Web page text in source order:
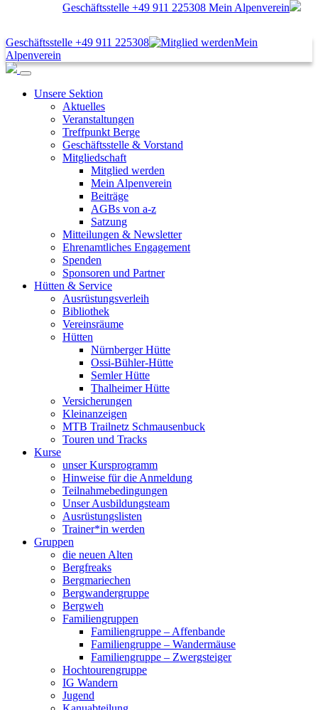
Geschäftsstelle +49 911 225308 Mein Alpenverein
Geschäftsstelle +49 911 225308
Mein
Alpenverein
Unsere Sektion
Aktuelles
Veranstaltungen
Treffpunkt Berge
Geschäftsstelle & Vorstand
Mitgliedschaft
Mitglied werden
Mein Alpenverein
Beiträge
AGBs von a-z
Satzung
Mitteilungen & Newsletter
Ehrenamtliches Engagement
Spenden
Sponsoren und Partner
Hütten & Service
Ausrüstungsverleih
Bibliothek
Vereinsräume
Hütten
Nürnberger Hütte
Ossi-Bühler-Hütte
Semler Hütte
Thalheimer Hütte
Versicherungen
Kleinanzeigen
MTB Trailnetz Schmausenbuck
Touren und Tracks
Kurse
unser Kursprogramm
Hinweise für die Anmeldung
Teilnahmebedingungen
Unser Ausbildungsteam
Ausrüstungslisten
Trainer*in werden
Gruppen
die neuen Alten
Bergfreaks
Bergmariechen
Bergwandergruppe
Bergweh
Familiengruppen
Familiengruppe – Affenbande
Familiengruppe – Wandermäuse
Familiengruppe – Zwergsteiger
Hochtourengruppe
IG Wandern
Jugend